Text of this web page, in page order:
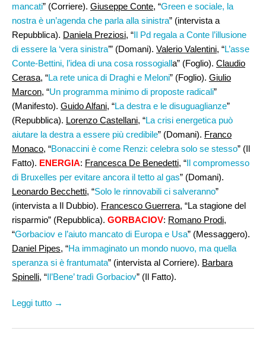
mancati” (Corriere). Giuseppe Conte, “Green e sociale, la
nostra è un’agenda che parla alla sinistra” (intervista a
Repubblica). Daniela Preziosi, “Il Pd regala a Conte l’illusione
di essere la ‘vera sinistra’” (Domani). Valerio Valentini, “L’asse
Conte-Bettini, l’idea di una cosa rossogialla” (Foglio). Claudio
Cerasa, “La rete unica di Draghi e Meloni” (Foglio). Giulio
Marcon, “Un programma minimo di proposte radicali”
(Manifesto). Guido Alfani, “La destra e le disuguaglianze”
(Repubblica). Lorenzo Castellani, “La crisi energetica può
aiutare la destra a essere più credibile” (Domani). Franco
Monaco, “Bonaccini è come Renzi: celebra solo se stesso” (Il
Fatto). ENERGIA: Francesca De Benedetti, “Il compromesso
di Bruxelles per evitare ancora il tetto al gas” (Domani).
Leonardo Becchetti, “Solo le rinnovabili ci salveranno”
(intervista a Il Dubbio). Francesco Guerrera, “La stagione del
risparmio” (Repubblica). GORBACIOV: Romano Prodi,
“Gorbaciov e l’aiuto mancato di Europa e Usa” (Messaggero).
Daniel Pipes, “Ha immaginato un mondo nuovo, ma quella
speranza si è frantumata” (intervista al Corriere). Barbara
Spinelli, “Il’Bene’ tradì Gorbaciov” (Il Fatto).
Leggi tutto →